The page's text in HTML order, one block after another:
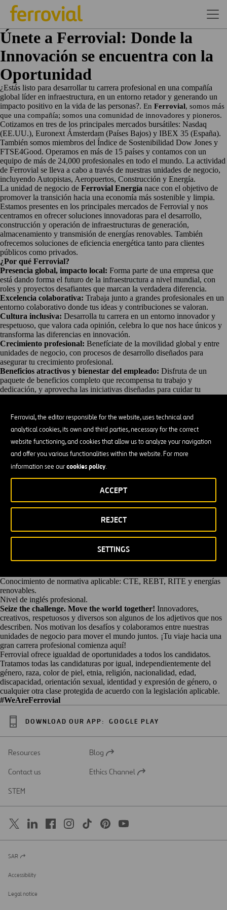
Ferrovial, the editor responsible for the website, uses technical and
analytical cookies, its own and third parties, necessary for the correct
website functioning, and cookies that allow us to analyze your navigation
and offer you various functionalities within the website. For more
information see ourcookies policy.
SETTINGS
REJECT
ACCEPT
Únete a Ferrovial: Donde la
Innovación se encuentra con la
Oportunidad
¿Estás listo para desarrollar tu carrera profesional en una compañía
global líder en infraestructura, en un entorno retador y generando un
impacto positivo en la vida de las personas?. En Ferrovial, somos más
que una compañía; somos una comunidad de innovadores y pioneros.
Cotizamos en tres de los principales mercados bursátiles: Nasdaq
(EE.UU.), Euronext Ámsterdam (Países Bajos) y IBEX 35 (España).
También somos miembros del Índice de Sostenibilidad Dow Jones y
FTSE4Good. Operamos en más de 15 países y contamos con un
equipo de más de 24,000 profesionales en todo el mundo. La actividad
de Ferrovial se lleva a cabo a través de nuestras unidades de negocio,
incluyendo Autopistas, Aeropuertos, Construcción y Energía.
La unidad de negocio de Ferrovial Energía nace con el objetivo de
promover la transición hacia una economía más sostenible y limpia.
Estamos presentes en los principales mercados de Ferrovial y nos
centramos en ofrecer soluciones innovadoras para el desarrollo,
construcción y operación de infraestructuras de generación,
almacenamiento y transmisión de energías renovables. También
ofrecemos soluciones de eficiencia energética tanto para clientes
públicos como privados.
¿Por qué Ferrovial?
Presencia global, impacto local: Forma parte de una empresa que
está dando forma el futuro de la infraestructura a nivel mundial, con
roles y proyectos desafiantes que marcan la verdadera diferencia.
Excelencia colaborativa: Trabaja junto a grandes profesionales en un
entorno colaborativo donde tus ideas y contribuciones se valoran.
Cultura inclusiva: Desarrolla tu carrera en un entorno innovador y
respetuoso, que valora cada opinión, celebra lo que nos hace únicos y
transforma las diferencias en innovación.
Crecimiento profesional: Benefíciate de la movilidad global y entre
unidades de negocio, con procesos de desarrollo diseñados para
asegurar tu crecimiento profesional.
Beneficios atractivos y bienestar del empleado: Disfruta de un
paquete de beneficios completo que recompensa tu trabajo y
dedicación, y aprovecha las iniciativas diseñadas para cuidar tu
como Microsoft Copilot para mejorar tu productividad y eficiencia.
Descripción del rol:
SOBRE EL PUESTO
Gestión técnica para el mantenimiento de instalaciones eléctricas
(AT/BT), de climatización y calefacción de grandes infraestructuras,
alumbrado público y fotovoltaica de autoconsumo.
PRINCIPALES RESPONSABILIDADES:
Gestión económica de los recursos técnicos, energéticos y humanos
asociados al contrato.
Coordinación y supervisión del equipo técnico vinculado al servicio.
Optimización energética con enfoque en la eficiencia.
REQUISITOS:
Titulación en Ingeniería Industrial o equivalente.
Experiencia de 3-5 años en funciones similares.
Formación técnica en instalaciones eléctricas, térmicas, frigoríficas y de
Conocimiento de normativa aplicable: CTE, REBT, RITE y energías
renovables.
Nivel de inglés profesional.
Seize the challenge. Move the world together! Innovadores,
creativos, respetuosos y diversos son algunos de los adjetivos que nos
describen. Nos motivan los desafíos y colaboramos entre nuestras
unidades de negocio para mover el mundo juntos. ¡Tu viaje hacia una
gran carrera profesional comienza aquí!
Ferrovial ofrece igualdad de oportunidades a todos los candidatos.
Tratamos todas las candidaturas por igual, independientemente del
género, raza, color de piel, etnia, religión, nacionalidad, edad,
discapacidad, orientación sexual, identidad y expresión de género, o
cualquier otra clase protegida de acuerdo con la legislación aplicable.
#WeAreFerrovial
DOWNLOAD OUR APP: GOOGLE PLAY
Resources
Open
a
Blog
Contact us
Open
Ethics Channel
STEM
Open
a
new
SAR
Accessibility
Legal notice